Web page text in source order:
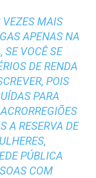
VEZES MAIS
APENAS NA
SE VOCÊ SE
DE RENDA
POIS
PARA
A RESERVA DE
PÚBLICA
COM